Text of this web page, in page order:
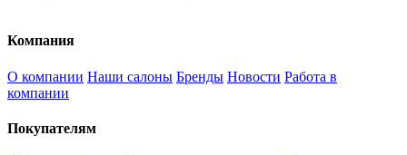
Компания
О компании Наши салоны Бренды Новости Работа в
компании
Покупателям